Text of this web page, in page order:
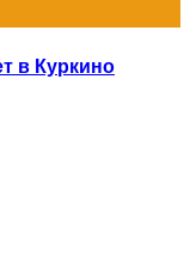
в Куркино